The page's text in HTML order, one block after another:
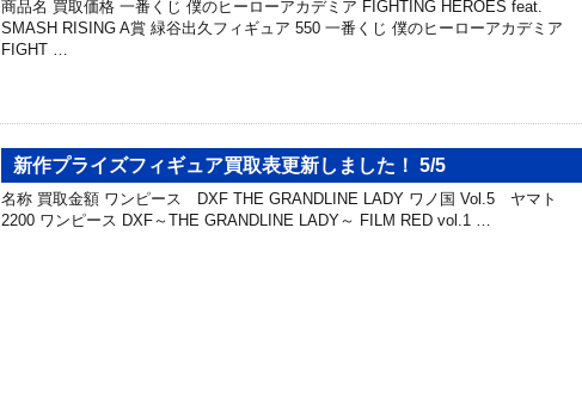
商品名 買取価格 一番くじ 僕のヒーローアカデミア FIGHTING HEROES feat.
SMASH RISING A賞 緑谷出久フィギュア 550 一番くじ 僕のヒーローアカデミア
FIGHT …
新作プライズフィギュア買取表更新しました！ 5/5
名称 買取金額 ワンピース DXF THE GRANDLINE LADY ワノ国 Vol.5 ヤマト
2200 ワンピース DXF～THE GRANDLINE LADY～ FILM RED vol.1 …